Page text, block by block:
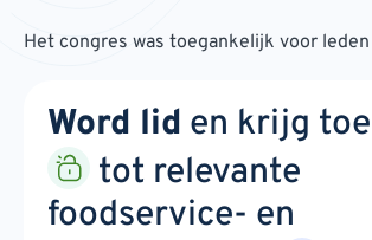
Het congres was toegankelijk voor
Word lid en krijg
tot relevante
foodservice- en